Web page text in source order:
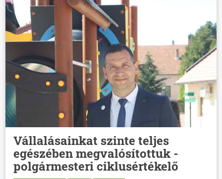
Vállalásainkat szinte teljes
egészében megvalósítottuk -
polgármesteri ciklusértékelő